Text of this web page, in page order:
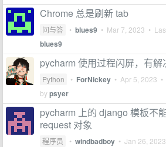
Chrome 总是刷新 tab
问与答 • blues9 • Mar 7, 2023 •
blues9
pycharm 使用过程闪屏，有解
Python • ForNickey • Apr 5, 2023
bypsyer
pycharm 上的 django 模板不
request 对象
程序员 • windbadboy • Jan 26, 2023